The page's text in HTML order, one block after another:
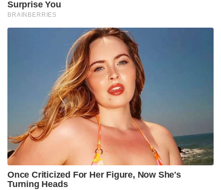
Surprise You
BRAINBERRIES
Once Criticized For Her Figure, Now She's
Turning Heads